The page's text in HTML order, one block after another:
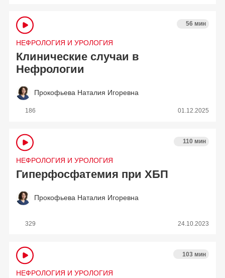
НЕФРОЛОГИЯ И УРОЛОГИЯ
56 мин
Клинические случаи в
Нефрологии
Прокофьева Наталия Игоревна
186 01.12.2025
НЕФРОЛОГИЯ И УРОЛОГИЯ
110 мин
Гиперфосфатемия при ХБП
Прокофьева Наталия Игоревна
329 24.10.2023
НЕФРОЛОГИЯ И УРОЛОГИЯ
103 мин